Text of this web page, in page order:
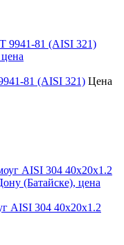
81 (AISI 321) Цена
AISI 304 40x20x1.2